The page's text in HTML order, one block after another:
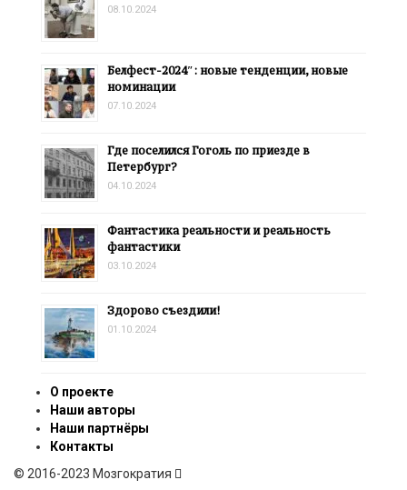
08.10.2024
Белфест-2024″: новые тенденции, новые
номинации
07.10.2024
Где поселился Гоголь по приезде в
Петербург?
04.10.2024
Фантастика реальности и реальность
фантастики
03.10.2024
Здорово съездили!
01.10.2024
О проекте
Наши авторы
Наши партнёры
Контакты
© 2016-2023 Мозгократия